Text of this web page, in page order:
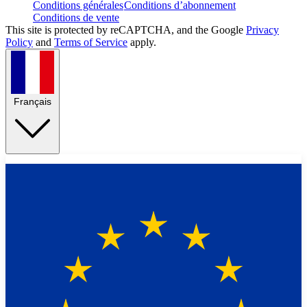
Conditions généralesConditions d’abonnement
Conditions de vente
This site is protected by reCAPTCHA, and the Google Privacy
Policy and Terms of Service apply.
Français